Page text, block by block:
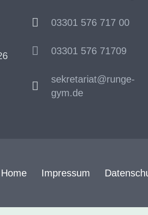
03301 576 717 00
03301 576 71709
sekretariat@runge-
gym.de
Home Impressum